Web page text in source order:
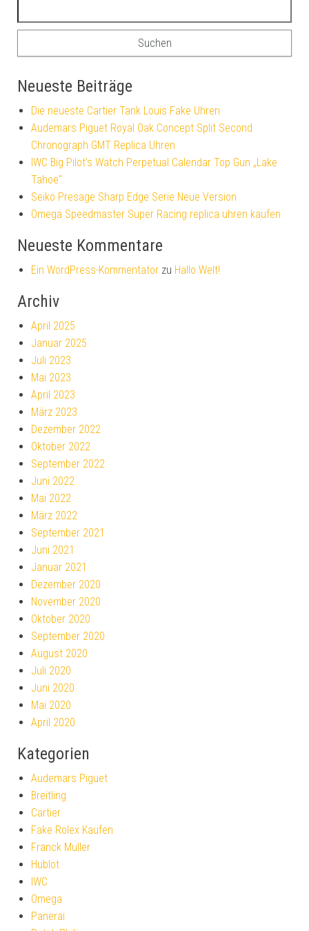
Neueste Beiträge
Die neueste Cartier Tank Louis Fake Uhren
Audemars Piguet Royal Oak Concept Split Second
Chronograph GMT Replica Uhren
IWC Big Pilot’s Watch Perpetual Calendar Top Gun „Lake
Tahoe“
Seiko Presage Sharp Edge Serie Neue Version
Omega Speedmaster Super Racing replica uhren kaufen
Neueste Kommentare
Ein WordPress-Kommentator zu Hallo Welt!
Archiv
April 2025
Januar 2025
Juli 2023
Mai 2023
April 2023
März 2023
Dezember 2022
Oktober 2022
September 2022
Juni 2022
Mai 2022
März 2022
September 2021
Juni 2021
Januar 2021
Dezember 2020
November 2020
Oktober 2020
September 2020
August 2020
Juli 2020
Juni 2020
Mai 2020
April 2020
Kategorien
Audemars Piguet
Breitling
Cartier
Fake Rolex Kaufen
Franck Muller
Hublot
IWC
Omega
Panerai